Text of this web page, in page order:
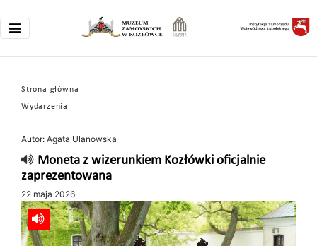
Strona główna
Wydarzenia
Autor: Agata Ulanowska
Moneta z wizerunkiem Kozłówki oficjalnie
zaprezentowana
22 maja 2026